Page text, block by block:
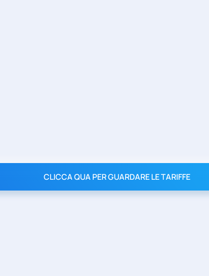
CLICCA QUA PER GUARDARE LE TARIFFE